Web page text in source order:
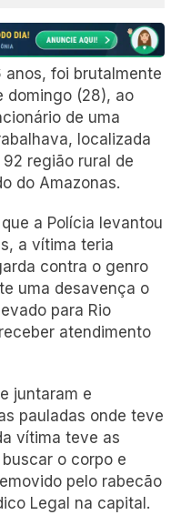
anos, foi brutalmente
domingo (28), ao
de uma
localizada
92 região rural de
do Amazonas.
a Polícia levantou
a vítima teria
contra o genro
uma desavença o
para Rio
atendimento
juntaram e
pauladas onde teve
vítima teve as
o corpo e
pelo rabecão
Legal na capital.